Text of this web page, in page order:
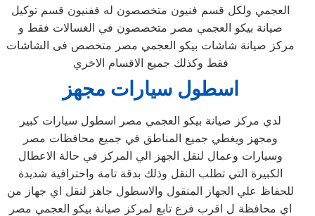
العجمي ولكل قسم فنيون متخصصون له ففنيون قسم توكيل
صيانة بيكو العجمي مصر متخصصون في الغسالات فقط و
مركز صيانة شاشات بيكو العجمي مصر متخصص فى الشاشات
فقط وكذلك جميع الاقسام الاخري
اسطول سيارات مجهز
لدي مركز صيانة بيكو العجمي مصر اسطول سيارات كبير
ومجهز ويغطي جميع المناطق في جميع محافظات مصر
وسيارات وعمال لنقل الجهز الي المركز في حالة الاعطال
الكبيرة التي تطلب النقل وذلك بدقة تامة واحترافية شديدة
للحفاظ علي الجهاز المنقول والاسطول جاهز لنقل اي جهاز من
اي محافظة ل اقرب فرع تابع لمركز صيانة بيكو العجمي مصر